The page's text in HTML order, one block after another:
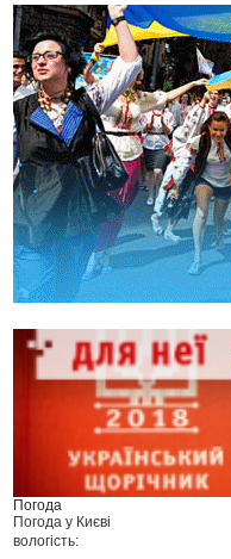
Погода
Погода у Києві
вологість: